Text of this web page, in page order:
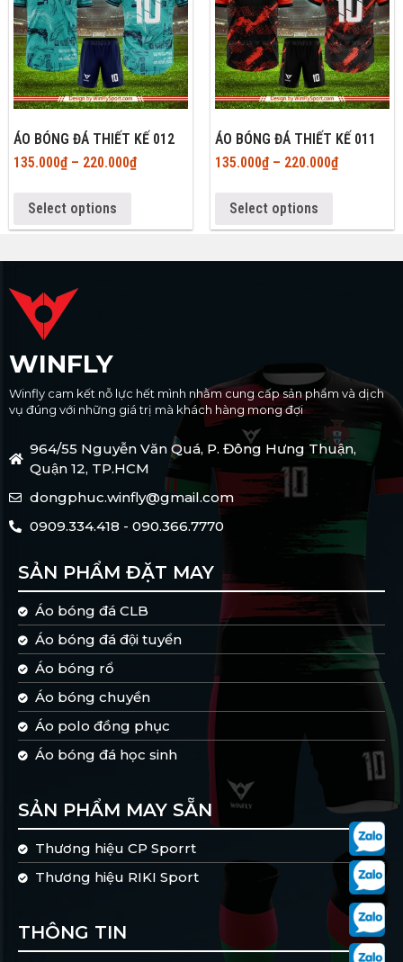
ÁO BÓNG ĐÁ THIẾT KẾ 012
135.000₫– 220.000₫
Select options
ÁO BÓNG ĐÁ THIẾT KẾ 011
135.000₫– 220.000₫
Select options
WINFLY
Winfly cam kết nỗ lực hết mình nhằm cung cấp sản phẩm và dịch
vụ đúng với những giá trị mà khách hàng mong đợi
964/55 Nguyễn Văn Quá, P. Đông Hưng Thuận,
Quận 12, TP.HCM
dongphuc.winfly@gmail.com
0909.334.418 - 090.366.7770
SẢN PHẨM ĐẶT MAY
Áo bóng đá CLB
Áo bóng đá đội tuyển
Áo bóng rổ
Áo bóng chuyền
Áo polo đồng phục
Áo bóng đá học sinh
SẢN PHẨM MAY SẴN
Thương hiệu CP Sporrt
Thương hiệu RIKI Sport
THÔNG TIN